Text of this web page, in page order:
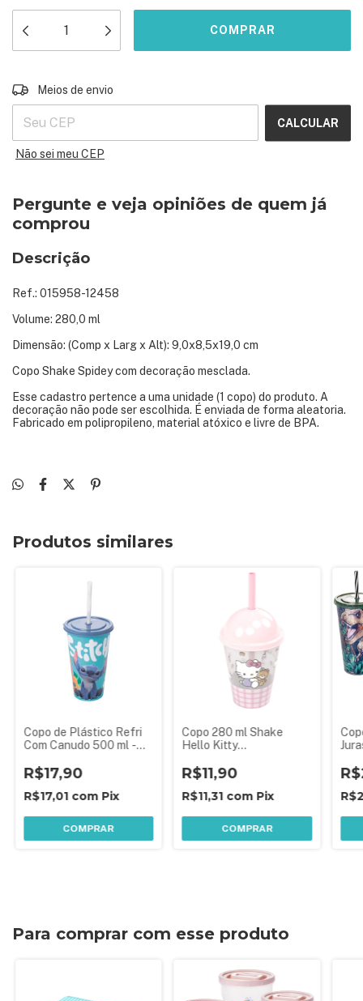
Entregas para o CEP:
Meios de envio
CALCULAR
Não sei meu CEP
Pergunte e veja opiniões de quem já
comprou
Descrição
Ref.: 015958-12458
Volume: 280,0 ml
Dimensão: (Comp x Larg x Alt): 9,0x8,5x19,0 cm
Copo Shake Spidey com decoração mesclada.
Esse cadastro pertence a uma unidade (1 copo) do produto. A
decoração não pode ser escolhida. É enviada de forma aleatoria.
Fabricado em polipropileno, material atóxico e livre de BPA.
Produtos similares
Copo de Plástico Refri
Com Canudo 500 ml -
Sortida
R$17,90
R$17,01 com Pix
COMPRAR
Copo 280 ml Shake
Hello Kitty
Aniversário Festa
Infantil
R$11,90
R$11,31 com Pix
COMPRAR
Para comprar com esse produto